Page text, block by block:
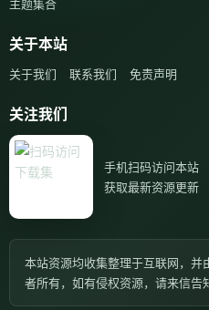
关于本站
关于我们 联系我们 免责声明
关注我们
手机扫码访问本站
获取最新资源更新
本站资源均收集整理于互联网，
者所有，如有侵权资源，请来信告